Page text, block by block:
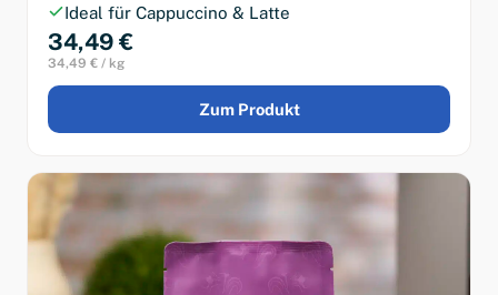
Ideal für Cappuccino & Latte
34,49 €
34,49 € / kg
Zum Produkt